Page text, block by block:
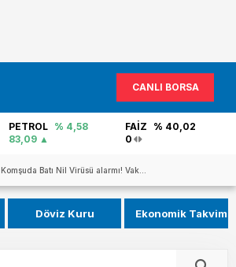
CANLI BORSA
PETROL % 4,58
83,09
FAİZ
% 40,02
0
Komşuda Batı Nil Virüsü alarmı! Vak...
Döviz Kuru Ekonomik Takvim